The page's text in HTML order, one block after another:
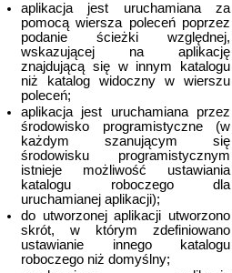
aplikacja jest uruchamiana za
pomocą wiersza poleceń poprzez
podanie ścieżki względnej,
wskazującej na aplikację
znajdującą się w innym katalogu
niż katalog widoczny w wierszu
poleceń;
aplikacja jest uruchamiana przez
środowisko programistyczne (w
każdym szanującym się
środowisku programistycznym
istnieje możliwość ustawiania
katalogu roboczego dla
uruchamianej aplikacji);
do utworzonej aplikacji utworzono
skrót, w którym zdefiniowano
ustawianie innego katalogu
roboczego niż domyślny;